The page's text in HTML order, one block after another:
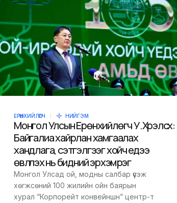
ЕРӨНХИЙЛӨГЧ НИЙГЭМ
Монгол Улсын Ерөнхийлөгч У.Хүрэлсүх:
Байгалиа хайрлан хамгаалах
хандлага, сэтгэлгээг хойч үедээ
өвлүүлэх нь бидний эрхэм үүрэг
Монгол Улсад ой, модны салбар үүсэж
хөгжсөний 100 жилийн ойн баярын
хурал “Корпорейт конвейншн” центр-т